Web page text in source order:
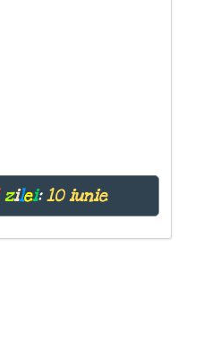
zilei: 10 iunie